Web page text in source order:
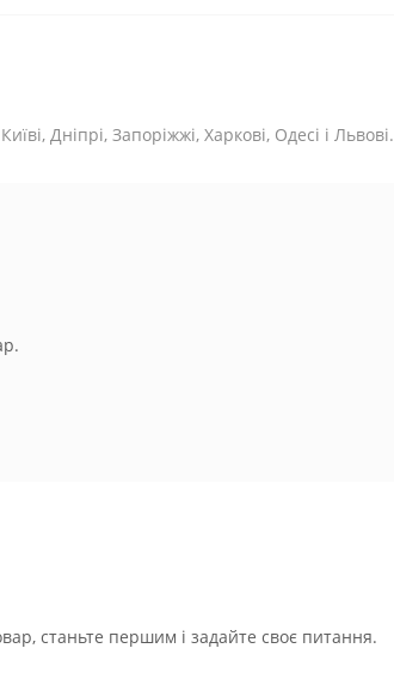
Дніпрі, Запоріжжі, Харкові, Одесі і Львові.
станьте першим і задайте своє питання.